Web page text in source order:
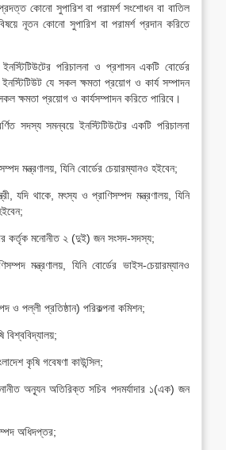
কোনো সুপারিশ বা পরামর্শ সংশোধন বা বাতিল
নূতন কোনো সুপারিশ বা পরামর্শ প্রদান করিতে
পরিচালনা ও প্রশাসন একটি বোর্ডের
যে সকল ক্ষমতা প্রয়োগ ও কার্য সম্পাদন
ক্ষমতা প্রয়োগ ও কার্যসম্পাদন করিতে পারিবে।
সদস্য সমন্বয়ে ইনস্টিটিউটের একটি পরিচালনা
মন্ত্রণালয়, যিনি বোর্ডের চেয়ারম্যানও হইবেন;
যদি থাকে, মৎস্য ও প্রাণিসম্পদ মন্ত্রণালয়, যিনি
কর্তৃক মনোনীত ২ (দুই) জন সংসদ-সদস্য;
মন্ত্রণালয়, যিনি বোর্ডের ভাইস-চেয়ারম্যানও
ও পল্লী প্রতিষ্ঠান) পরিকল্পনা কমিশন;
বিশ্ববিদ্যালয়;
কৃষি গবেষণা কাউন্সিল;
অন্যূন অতিরিক্ত সচিব পদমর্যাদার ১(এক) জন
অধিদপ্তর;